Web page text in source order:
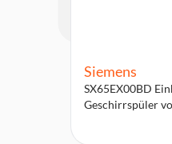
Siemens
SX65EX00BD
Geschirrspüler